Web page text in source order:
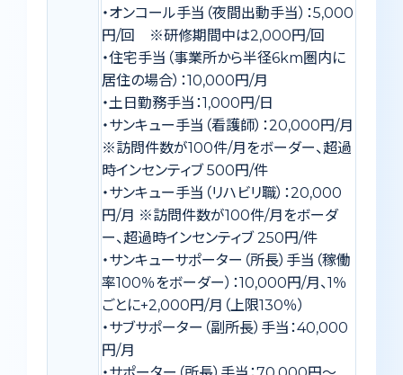
・オンコール手当（夜間出動手当）：5,000
円/回 ※研修期間中は2,000円/回
・住宅手当（事業所から半径6km圏内に
居住の場合）：10,000円/月
・土日勤務手当：1,000円/日
・サンキュー手当（看護師）：20,000円/月
※訪問件数が100件/月をボーダー、超過
時インセンティブ 500円/件
・サンキュー手当（リハビリ職）：20,000
円/月 ※訪問件数が100件/月をボーダ
ー、超過時インセンティブ 250円/件
・サンキューサポーター（所長）手当（稼働
率100％をボーダー）：10,000円/月、1％
ごとに+2,000円/月（上限130％）
・サブサポーター（副所長）手当：40,000
円/月